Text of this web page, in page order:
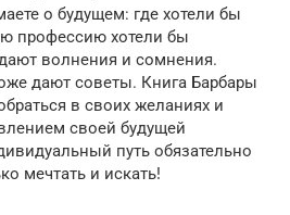
о будущем: где хотели бы
профессию хотели бы
волнения и сомнения.
дают советы. Книга Барбары
в своих желаниях и
своей будущей
путь обязательно
мечтать и искать!